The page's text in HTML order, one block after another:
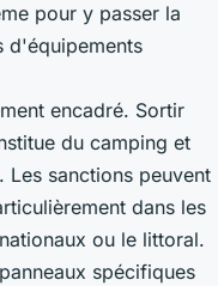
pour y passer la
d'équipements
encadré. Sortir
du camping et
sanctions peuvent
dans les
ou le littoral.
spécifiques